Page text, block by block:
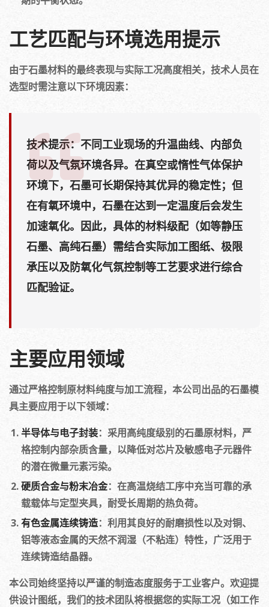
工艺匹配与环境选用提示
由于石墨材料的最终表现与实际工况高度相关，技术人员在
选型时需注意以下环境因素：
技术提示：不同工业现场的升温曲线、内部负
荷以及气氛环境各异。在真空或惰性气体保护
环境下，石墨可长期保持其优异的稳定性；但
在有氧环境中，石墨在达到一定温度后会发生
加速氧化。因此，具体的材料级配（如等静压
石墨、高纯石墨）需结合实际加工图纸、极限
承压以及防氧化气氛控制等工艺要求进行综合
匹配验证。
主要应用领域
通过严格控制原材料纯度与加工流程，本公司出品的石墨模
具主要应用于以下领域：
半导体与电子封装：采用高纯度级别的石墨原材料，严
格控制内部杂质含量，以降低对芯片及敏感电子元器件
的潜在微量元素污染。
硬质合金与粉末冶金：在高温烧结工序中充当可靠的承
载载体与定型夹具，耐受长周期的热负荷。
有色金属连续铸造：利用其良好的耐磨损性以及对铜、
铝等液态金属的天然不润湿（不粘连）特性，广泛用于
连续铸造结晶器。
本公司始终坚持以严谨的制造态度服务于工业客户。欢迎提
供设计图纸，我们的技术团队将根据您的实际工况（如工作